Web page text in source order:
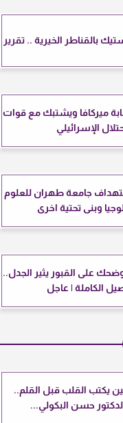
بالقناطر الخيرية .. تقرير
ميركافا ويشتبك مع قوات
الإسرائيلي
جامعة طهران للعلوم
وبنى تحتية اخرى
على القبور يثير الجدل..
الكاملة | عاجل
يكتب القلب قبل القلم..
حسن البكولي...